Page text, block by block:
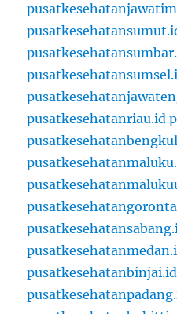
pusatkesehatanriau.id
pusatkesehatanbinjai.id